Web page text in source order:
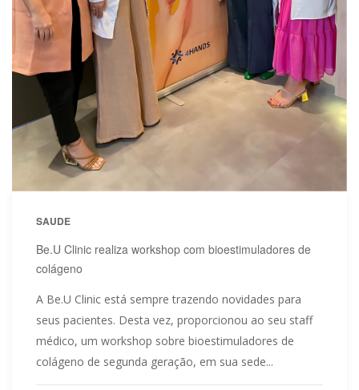
SAUDE
Be.U Clinic realiza workshop com bioestimuladores de
colágeno
A Be.U Clinic está sempre trazendo novidades para
seus pacientes. Desta vez, proporcionou ao seu staff
médico, um workshop sobre bioestimuladores de
colágeno de segunda geração, em sua sede...